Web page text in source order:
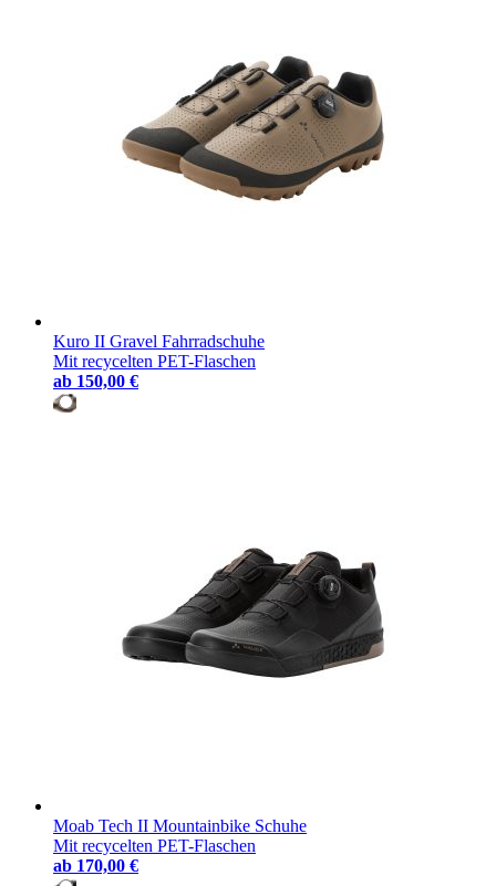
Kuro II Gravel Fahrradschuhe
Mit recycelten PET-Flaschen
ab 150,00 €
Moab Tech II Mountainbike Schuhe
Mit recycelten PET-Flaschen
ab 170,00 €